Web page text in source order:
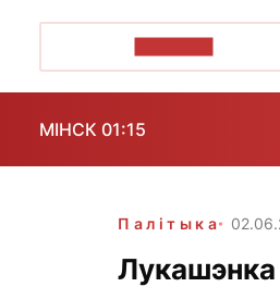
МІНСК 01:15
Палітыка
Лукашэнка